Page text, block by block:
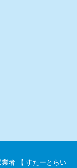
者 【 すたーとらい